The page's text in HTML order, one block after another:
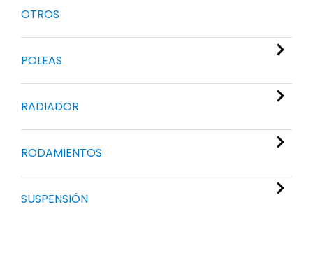
OTROS
POLEAS
RADIADOR
RODAMIENTOS
SUSPENSIÓN